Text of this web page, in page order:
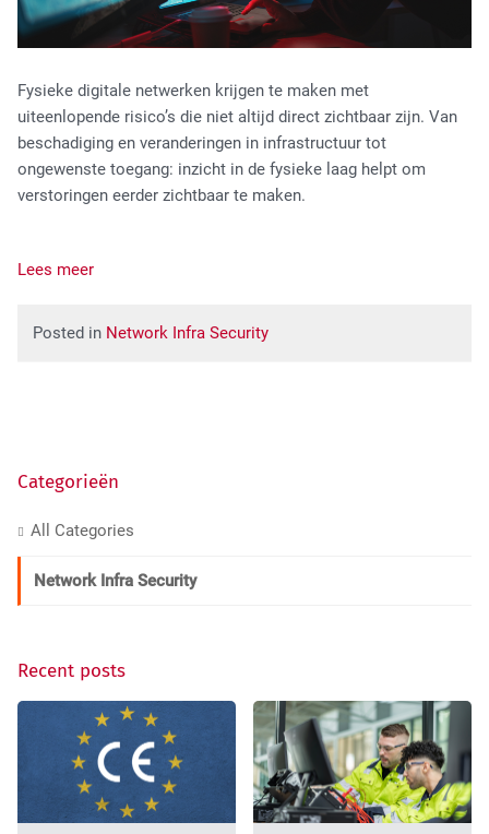
Fysieke digitale netwerken krijgen te maken met
uiteenlopende risico’s die niet altijd direct zichtbaar zijn. Van
beschadiging en veranderingen in infrastructuur tot
ongewenste toegang: inzicht in de fysieke laag helpt om
verstoringen eerder zichtbaar te maken.
Lees meer
Posted in Network Infra Security
Categorieën
All Categories
Network Infra Security
Recent posts